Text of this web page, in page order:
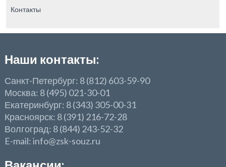
Контакты
Наши контакты:
Санкт-Петербург: 8 (812) 603-59-90
Москва: 8 (495) 021-30-01
Екатеринбург: 8 (343) 305-00-31
Красноярск: 8 (391) 216-72-28
Волгоград: 8 (844) 243-52-32
E-mail: info@zsk-souz.ru